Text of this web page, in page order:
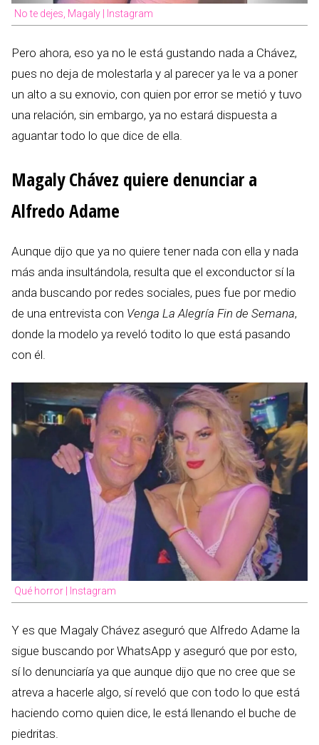
No te dejes, Magaly | Instagram
Pero ahora, eso ya no le está gustando nada a Chávez,
pues no deja de molestarla y al parecer ya le va a poner
un alto a su exnovio, con quien por error se metió y tuvo
una relación, sin embargo, ya no estará dispuesta a
aguantar todo lo que dice de ella.
Magaly Chávez quiere denunciar a
Alfredo Adame
Aunque dijo que ya no quiere tener nada con ella y nada
más anda insultándola, resulta que el exconductor sí la
anda buscando por redes sociales, pues fue por medio
de una entrevista con Venga La Alegría Fin de Semana,
donde la modelo ya reveló todito lo que está pasando
con él.
Qué horror | Instagram
Y es que Magaly Chávez aseguró que Alfredo Adame la
sigue buscando por WhatsApp y aseguró que por esto,
sí lo denunciaría ya que aunque dijo que no cree que se
atreva a hacerle algo, sí reveló que con todo lo que está
haciendo como quien dice, le está llenando el buche de
piedritas.